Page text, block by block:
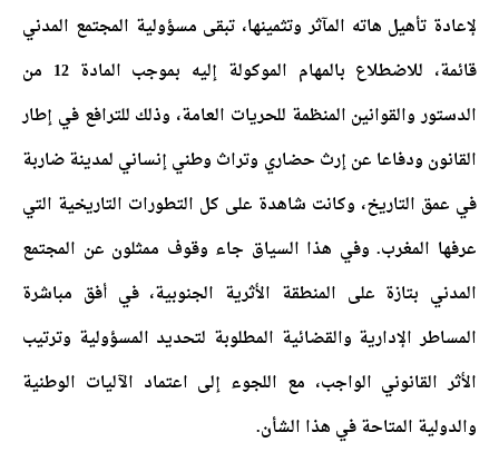
لإعادة تأهيل هاته المآثر وتثمينها، تبقى مسؤولية المجتمع المدني
قائمة، للاضطلاع بالمهام الموكولة إليه بموجب المادة 12 من
الدستور والقوانين المنظمة للحريات العامة، وذلك للترافع في إطار
القانون ودفاعا عن إرث حضاري وتراث وطني إنساني لمدينة ضاربة
في عمق التاريخ، وكانت شاهدة على كل التطورات التاريخية التي
عرفها المغرب. وفي هذا السياق جاء وقوف ممثلون عن المجتمع
المدني بتازة على المنطقة الأثرية الجنوبية، في أفق مباشرة
المساطر الإدارية والقضائية المطلوبة لتحديد المسؤولية وترتيب
الأثر القانوني الواجب، مع اللجوء إلى اعتماد الآليات الوطنية
والدولية المتاحة في هذا الشأن.